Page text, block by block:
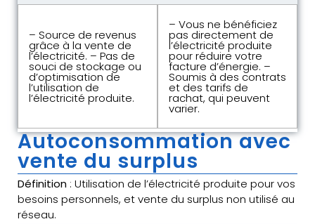
– Source de revenus
grâce à la vente de
l’électricité. – Pas de
souci de stockage ou
d’optimisation de
l’utilisation de
l’électricité produite.
– Vous ne bénéficiez
pas directement de
l’électricité produite
pour réduire votre
facture d’énergie. –
Soumis à des contrats
et des tarifs de
rachat, qui peuvent
varier.
Autoconsommation avec
vente du surplus
Définition : Utilisation de l’électricité produite pour vos
besoins personnels, et vente du surplus non utilisé au
réseau.